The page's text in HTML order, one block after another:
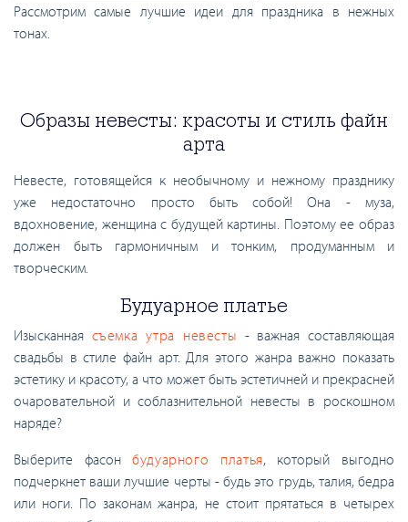
Рассмотрим самые лучшие идеи для праздника в нежных
тонах.
Образы невесты: красоты и стиль файн
арта
Невесте, готовящейся к необычному и нежному празднику
уже недостаточно просто быть собой! Она - муза,
вдохновение, женщина с будущей картины. Поэтому ее образ
должен быть гармоничным и тонким, продуманным и
творческим.
Будуарное платье
Изысканная съемка утра невесты - важная составляющая
свадьбы в стиле файн арт. Для этого жанра важно показать
эстетику и красоту, а что может быть эстетичней и прекрасней
очаровательной и соблазнительной невесты в роскошном
наряде?
Выберите фасонбудуарного платья, который выгодно
подчеркнет ваши лучшие черты - будь это грудь, талия, бедра
или ноги. По законам жанра, не стоит прятаться в четырех